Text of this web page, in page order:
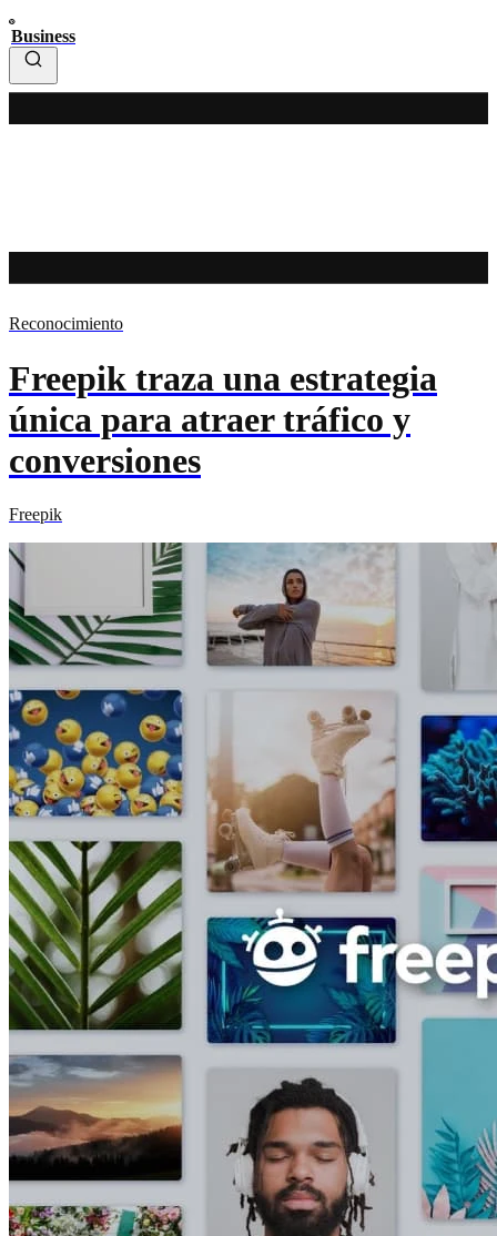
Business
Reconocimiento
Freepik traza una estrategia
única para atraer tráfico y
conversiones
Freepik